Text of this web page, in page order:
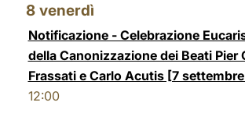
8 venerdì
Notificazione - Celebrazione
della Canonizzazione dei Beati Pier
Frassati e Carlo Acutis [7
12:00